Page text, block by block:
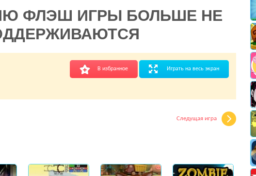
ФЛЭШ ИГРЫ БОЛЬШЕ НЕ
В избранное Играть на весь экран
Следущая игра